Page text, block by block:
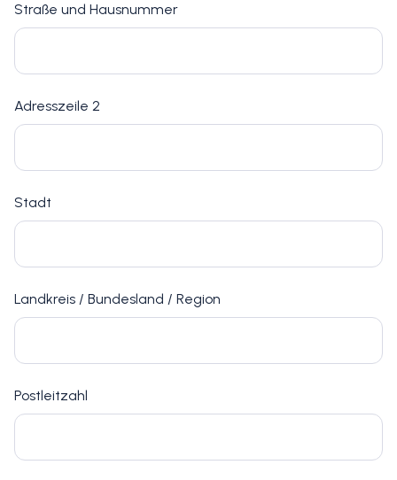
Straße und Hausnummer
Adresszeile 2
Stadt
Landkreis / Bundesland / Region
Postleitzahl